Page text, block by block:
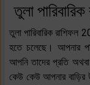
তুলা
তুলা পারিবারিক
হতে চলেছে। আপনার
আপনি তাদের প্রতি
কেউ কেউ আপনার বাড়ির